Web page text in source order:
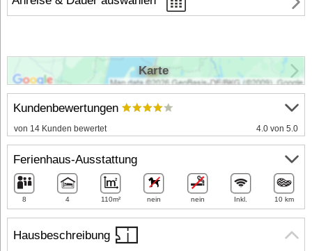
Hausbeschreibung
Kundenbewertungen
von 14 Kunden bewertet 4.0 von 5.0
Ferienhaus-Ausstattung
8 4 110m² nein nein Inkl. 10 km
Karte